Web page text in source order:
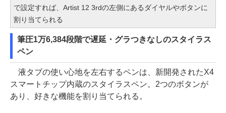
で設定すれば、Artist 12 3rdの左側にあるダイヤルやボタンに
割り当てられる
筆圧1万6,384段階で遅延・グラつきなしのスタイラス
ペン
液タブの使い心地を左右するペンは、新開発されたX4
スマートチップ内蔵のスタイラスペン。2つのボタンが
あり、好きな機能を割り当てられる。